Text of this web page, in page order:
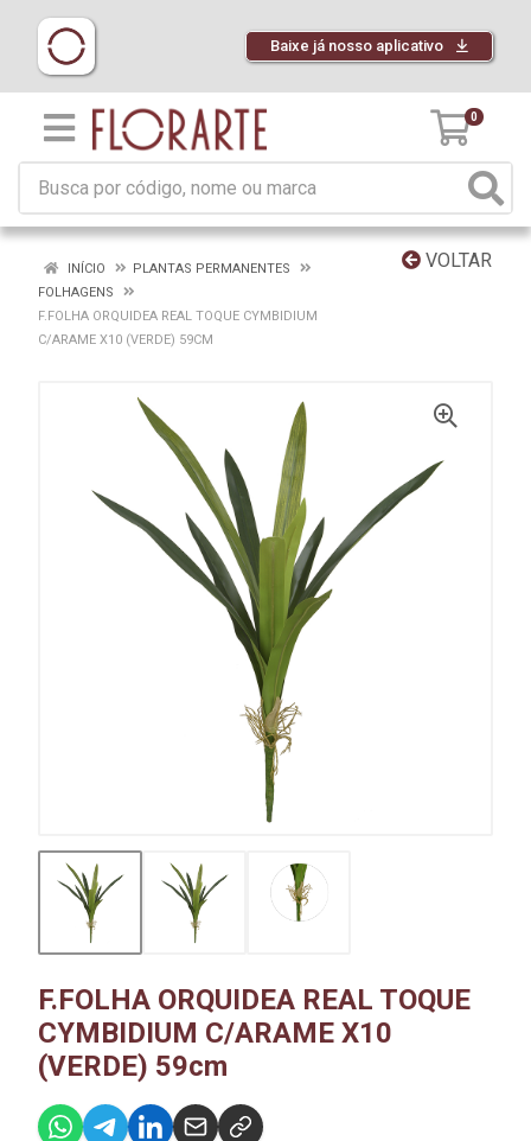
Baixe já nosso aplicativo
0
VOLTAR
INÍCIO
PLANTAS PERMANENTES
FOLHAGENS
F.FOLHA ORQUIDEA REAL TOQUE CYMBIDIUM
C/ARAME X10 (VERDE) 59CM
F.FOLHA ORQUIDEA REAL TOQUE
CYMBIDIUM C/ARAME X10
(VERDE) 59cm